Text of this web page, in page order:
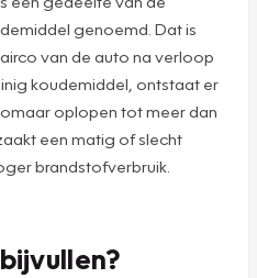
genoemd. Dat is
van de auto na verloop
koudemiddel, ontstaat er
oplopen tot meer dan
een matig of slecht
brandstofverbruik.